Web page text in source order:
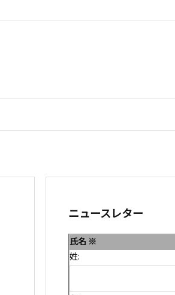
ニュースレター
氏名 ※
姓: